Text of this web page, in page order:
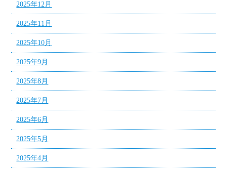
2025年12月
2025年11月
2025年10月
2025年9月
2025年8月
2025年7月
2025年6月
2025年5月
2025年4月